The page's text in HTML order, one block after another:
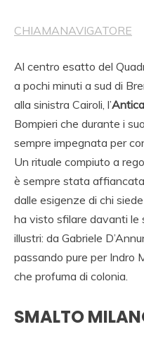
CHIAMANAVIGATORE
Al centro esatto del
a pochi minuti a sud di
alla sinistra Cairoli, l’
Bompieri che durante i
sempre impegnata per
Un rituale compiuto a
è sempre stata
dalle esigenze di chi
ha visto sfilare davanti le
illustri: da Gabriele
passando pure per Indro
che profuma di colonia.
SMALTO